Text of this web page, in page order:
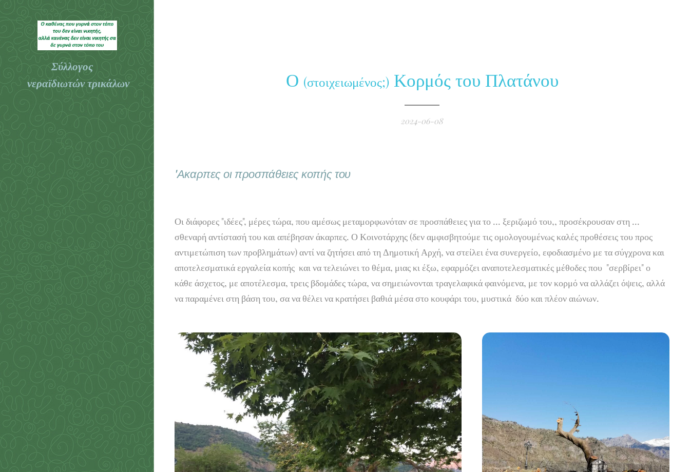
Σύλλογος
νεραϊδιωτών τρικάλων
Ο (στοιχειωμένος;) Κορμός του Πλατάνου
2024-06-08
'Ακαρπες οι προσπάθειες κοπής του
Οι διάφορες "ιδέες", μέρες τώρα, που αμέσως μεταμορφωνόταν σε προσπάθειες για το ... ξεριζωμό του,, προσέκρουσαν στη ...
σθεναρή αντίστασή του και απέβησαν άκαρπες. Ο Κοινοτάρχης (δεν αμφισβητούμε τις ομολογουμένως καλές προθέσεις του προς
αντιμετώπιση των προβλημάτων) αντί να ζητήσει από τη Δημοτική Αρχή, να στείλει ένα συνεργείο, εφοδιασμένο με τα σύγχρονα και
αποτελεσματικά εργαλεία κοπής και να τελειώνει το θέμα, μιας κι έξω, εφαρμόζει αναποτελεσματικές μέθοδες που "σερβίρει" ο
κάθε άσχετος, με αποτέλεσμα, τρεις βδομάδες τώρα, να σημειώνονται τραγελαφικά φαινόμενα, με τον κορμό να αλλάζει όψεις, αλλά
να παραμένει στη βάση του, σα να θέλει να κρατήσει βαθιά μέσα στο κουφάρι του, μυστικά δύο και πλέον αιώνων.